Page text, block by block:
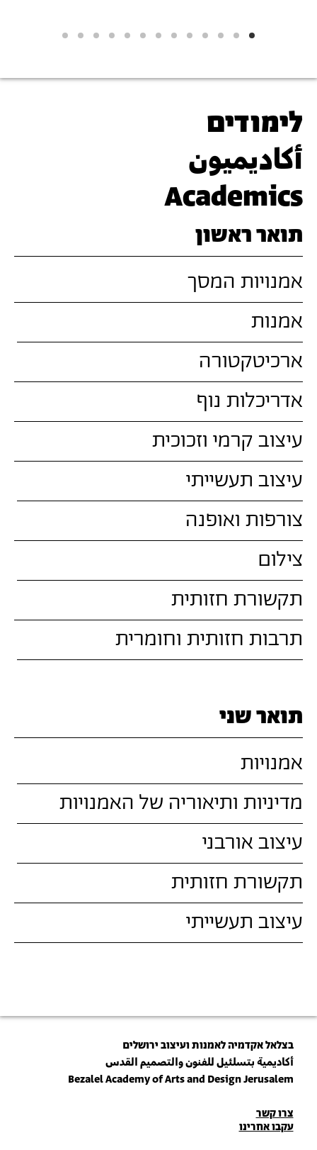
האקדמיה
לימודים
أكاديميون
Academics
תואר ראשון
אמנויות המסך
אמנות
ארכיטקטורה
אדריכלות נוף
עיצוב קרמי וזכוכית
עיצוב תעשייתי
צורפות ואופנה
צילום
תקשורת חזותית
תרבות חזותית וחומרית
תואר שני
אמנויות
מדיניות ותיאוריה של האמנויות
עיצוב אורבני
תקשורת חזותית
עיצוב תעשייתי
בצלאל אקדמיה לאמנות ועיצוב ירושלים
أكاديمية بتسلئيل للفنون والتصميم القدس
Bezalel Academy of Arts and Design Jerusalem
פרטי
יצירת
צרו קשר
עקבו אחרינו